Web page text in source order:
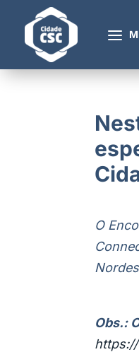
AGENDA
Curadores
TrilhasO
Obs.: